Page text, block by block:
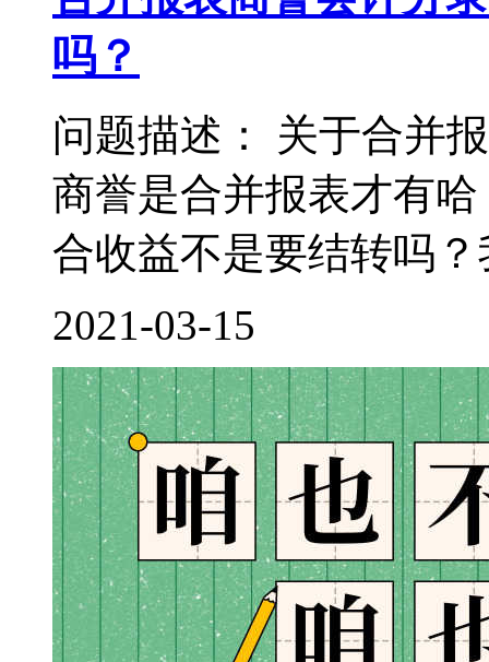
吗？
问题描述： 关于合并
商誉是合并报表才有
合收益不是要结转吗
2021-03-15